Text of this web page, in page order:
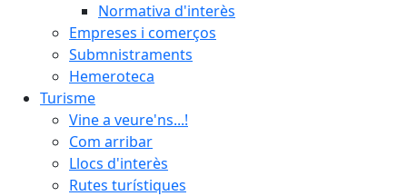
Normativa d'interès
Empreses i comerços
Submnistraments
Hemeroteca
Turisme
Vine a veure'ns...!
Com arribar
Llocs d'interès
Rutes turístiques